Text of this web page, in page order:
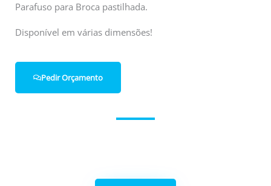
Parafuso para Broca pastilhada.
Disponível em várias dimensões!
Pedir Orçamento